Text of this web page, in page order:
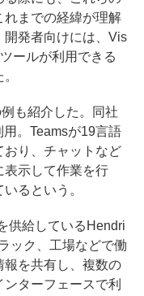
れまでの経緯が理解
開発者向けには、Vis
ールが利用できる
も紹介した。同社
。Teamsが19言語
おり、チャットなど
表示して作業を行
るという。
供給しているHendri
ック、工場などで働
報を共有し、複数の
ターフェースで利